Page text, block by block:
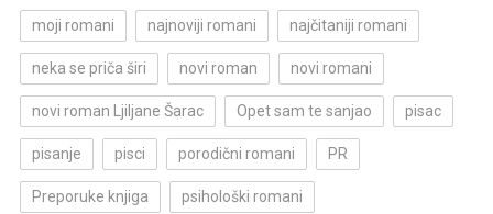
moji romani najnoviji romani najčitaniji romani
neka se priča širi novi roman novi romani
novi roman Ljiljane Šarac Opet sam te sanjao pisac
pisanje pisci porodični romani PR
Preporuke knjiga psihološki romani